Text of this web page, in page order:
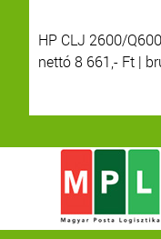
HP CLJ 2600/
nettó 8 661,- Ft |